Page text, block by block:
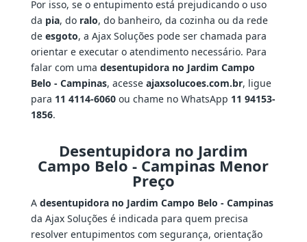
Por isso, se o entupimento está prejudicando o uso
da pia, do ralo, do banheiro, da cozinha ou da rede
de esgoto, a Ajax Soluções pode ser chamada para
orientar e executar o atendimento necessário. Para
falar com uma desentupidora no Jardim Campo
Belo - Campinas, acesse ajaxsolucoes.com.br, ligue
para 11 4114-6060ou chame no WhatsApp 11 94153-
1856.
Desentupidora no Jardim
Campo Belo - Campinas Menor
Preço
A desentupidora no Jardim Campo Belo - Campinas
da Ajax Soluções é indicada para quem precisa
resolver entupimentos com segurança, orientação